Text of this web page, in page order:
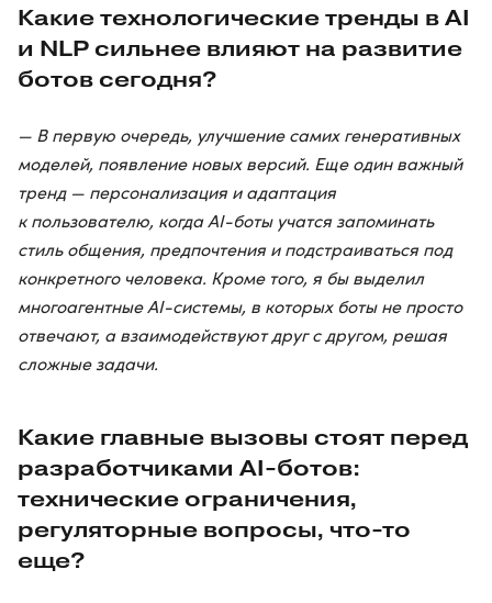
Какие технологические тренды в AI
и NLP сильнее влияют на развитие
ботов сегодня?
— В первую очередь, улучшение самих генеративных
моделей, появление новых версий. Еще один важный
тренд — персонализация и адаптация
к пользователю, когда AI-боты учатся запоминать
стиль общения, предпочтения и подстраиваться под
конкретного человека. Кроме того, я бы выделил
многоагентные AI-системы, в которых боты не просто
отвечают, а взаимодействуют друг с другом, решая
сложные задачи.
Какие главные вызовы стоят перед
разработчиками AI-ботов:
технические ограничения,
регуляторные вопросы, что-то
еще?